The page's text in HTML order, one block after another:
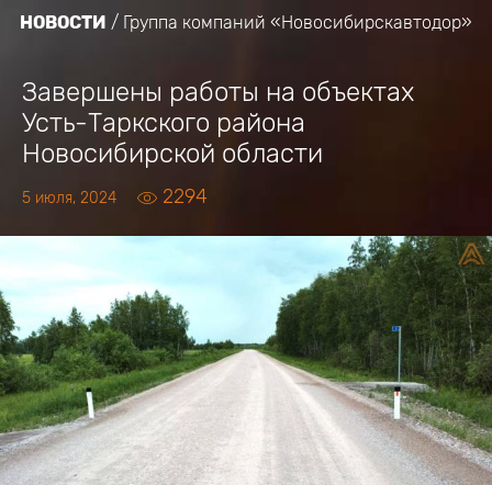
НОВОСТИ Группа компаний «Новосибирскавтодор»
Завершены работы на объектах
Усть-Таркского района
Новосибирской области
5 июля, 2024 2294